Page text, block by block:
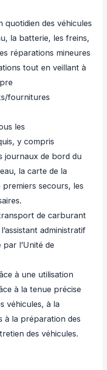
quotidien des véhicules
la batterie, les freins,
réparations mineures
tout en veillant à
fournitures
les
y compris
journaux de bord du
la carte de la
secours, les
de carburant
administratif
par l’Unité de
à une utilisation
à la tenue précise
véhicules, à la
la préparation des
des véhicules.